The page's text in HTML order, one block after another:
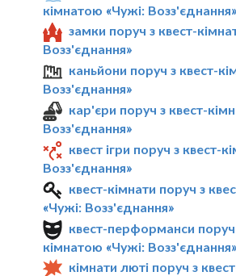
кімнатою «Чужі: Возз'єднання»
замки поруч з квест-
Возз'єднання»
каньйони поруч з квест-
Возз'єднання»
кар'єри поруч з квест-
Возз'єднання»
квест ігри поруч з квест-
Возз'єднання»
квест-кімнати поруч з
«Чужі: Возз'єднання»
квест-перформанси поруч
кімнатою «Чужі: Возз'єднання»
кімнати люті поруч з